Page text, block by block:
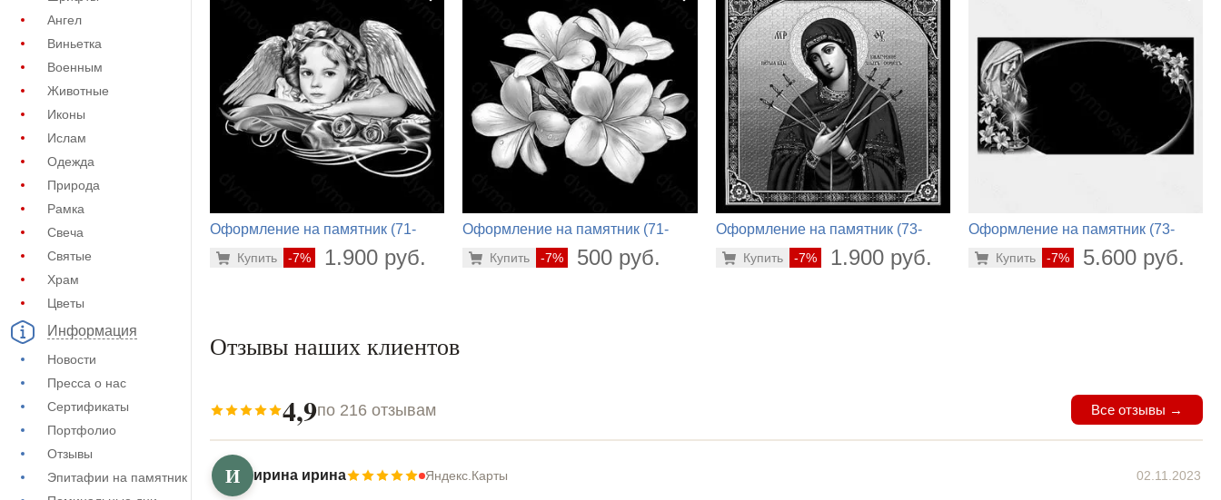
Ангел
Виньетка
Военным
Животные
Иконы
Ислам
Одежда
Природа
Рамка
Свеча
Святые
Храм
Цветы
Информация
Новости
Пресса о нас
Сертификаты
Портфолио
Отзывы
Эпитафии на памятник
Оформление на памятник (71-
-7% 1.900 руб.
Купить
Оформление на памятник (71-
-7% 500 руб.
Купить
Оформление на памятник (73-
-7% 1.900 руб.
Купить
Оформление на памятник (73-
-7% 5.600 руб.
Купить
Отзывы наших клиентов
4,9по 216 отзывам Все отзывы →
И ирина ирина Яндекс.Карты 02.11.2023